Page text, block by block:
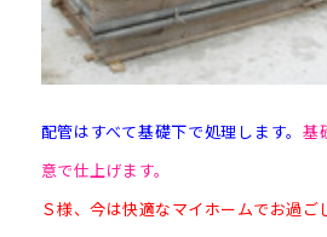
配管はすべて基礎下で処理します。基
意で仕上げます。
Ｓ様、今は快適なマイホームでお過ご